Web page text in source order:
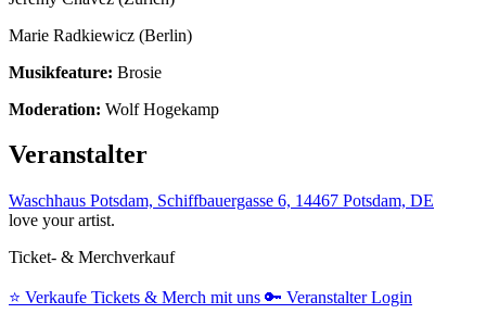
Marie Radkiewicz (Berlin)
Musikfeature: Brosie
Moderation: Wolf Hogekamp
Veranstalter
Waschhaus Potsdam, Schiffbauergasse 6, 14467 Potsdam, DE
love your artist.
Ticket- & Merchverkauf
⭐️ Verkaufe Tickets & Merch mit uns 🔑 Veranstalter Login